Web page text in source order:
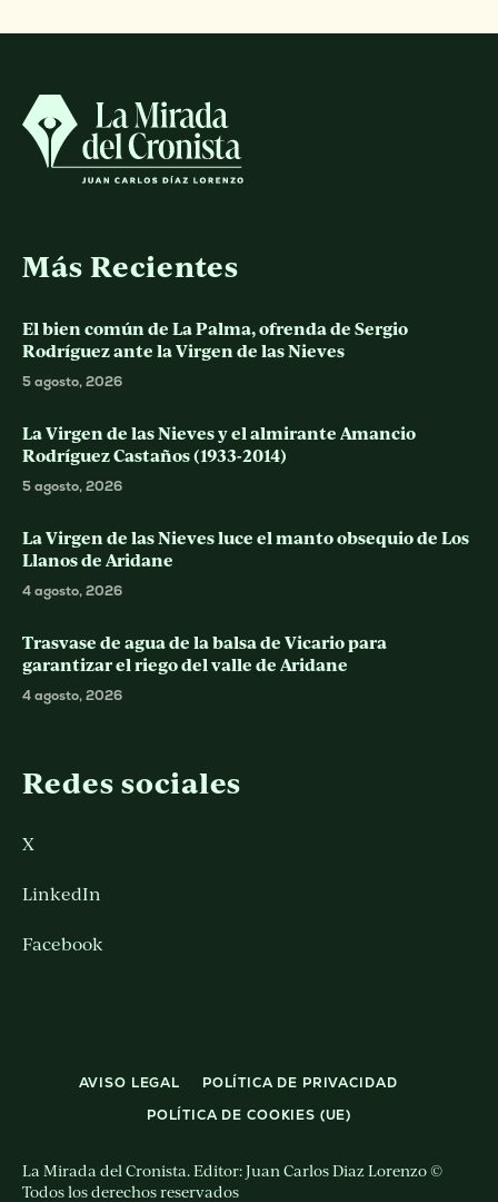
Más Recientes
El bien común de La Palma, ofrenda de Sergio
Rodríguez ante la Virgen de las Nieves
5 agosto, 2026
La Virgen de las Nieves y el almirante Amancio
Rodríguez Castaños (1933-2014)
5 agosto, 2026
La Virgen de las Nieves luce el manto obsequio de Los
Llanos de Aridane
4 agosto, 2026
Trasvase de agua de la balsa de Vicario para
garantizar el riego del valle de Aridane
4 agosto, 2026
Redes sociales
X
LinkedIn
Facebook
AVISO LEGAL
POLÍTICA DE PRIVACIDAD
POLÍTICA DE COOKIES (UE)
La Mirada del Cronista. Editor: Juan Carlos Diaz Lorenzo ©
Todos los derechos reservados